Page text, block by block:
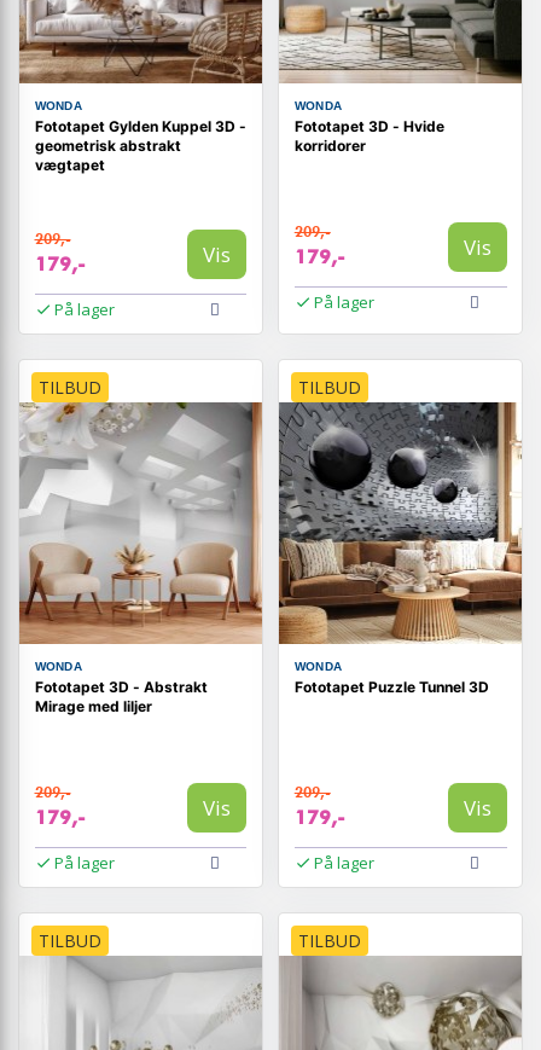
WONDA
Fototapet Gylden Kuppel 3D -
geometrisk abstrakt
vægtapet
209,-
179,- Vis
På lager
WONDA
Fototapet 3D - Hvide
korridorer
209,-
179,- Vis
På lager
TILBUD
WONDA
Fototapet 3D - Abstrakt
Mirage med liljer
209,-
179,- Vis
På lager
TILBUD
WONDA
Fototapet Puzzle Tunnel 3D
209,-
179,- Vis
På lager
TILBUD TILBUD